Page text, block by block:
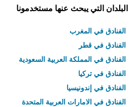
البلدان التي يبحث عنها مستخدمونا
الفنادق في المغرب
الفنادق في قطر
الفنادق في المملكة العربية السعودية
الفنادق في تركيا
الفنادق في إندونيسيا
الفنادق في الامارات العربية المتحدة